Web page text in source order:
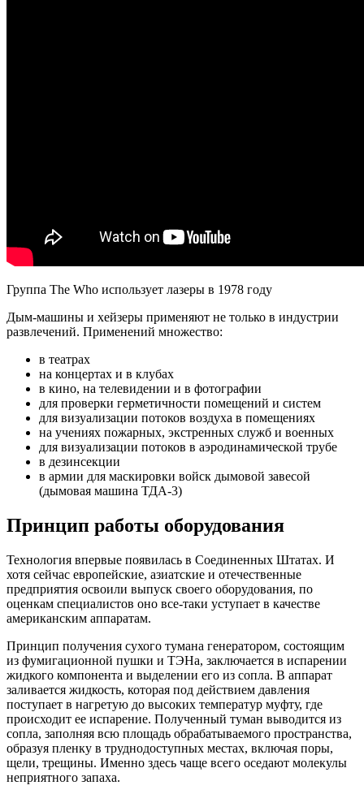
Группа The Who использует лазеры в 1978 году
Дым-машины и хейзеры применяют не только в индустрии
развлечений. Применений множество:
в театрах
на концертах и в клубах
в кино, на телевидении и в фотографии
для проверки герметичности помещений и систем
для визуализации потоков воздуха в помещениях
на учениях пожарных, экстренных служб и военных
для визуализации потоков в аэродинамической трубе
в дезинсекции
в армии для маскировки войск дымовой завесой
(дымовая машина ТДА-3)
Принцип работы оборудования
Технология впервые появилась в Соединенных Штатах. И
хотя сейчас европейские, азиатские и отечественные
предприятия освоили выпуск своего оборудования, по
оценкам специалистов оно все-таки уступает в качестве
американским аппаратам.
Принцип получения сухого тумана генератором, состоящим
из фумигационной пушки и ТЭНа, заключается в испарении
жидкого компонента и выделении его из сопла. В аппарат
заливается жидкость, которая под действием давления
поступает в нагретую до высоких температур муфту, где
происходит ее испарение. Полученный туман выводится из
сопла, заполняя всю площадь обрабатываемого пространства,
образуя пленку в труднодоступных местах, включая поры,
щели, трещины. Именно здесь чаще всего оседают молекулы
неприятного запаха.